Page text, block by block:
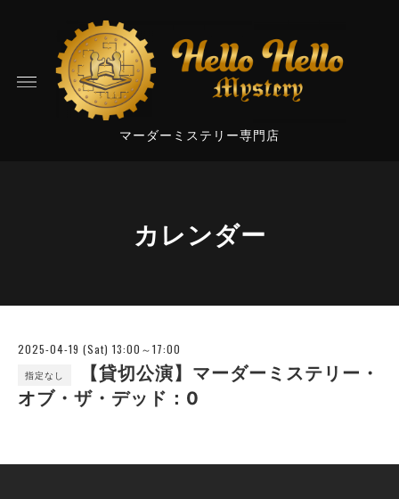
マーダーミステリー専門店
カレンダー
2025-04-19 (Sat) 13:00～17:00
指定なし
【貸切公演】マーダーミステリー・
オブ・ザ・デッド：0